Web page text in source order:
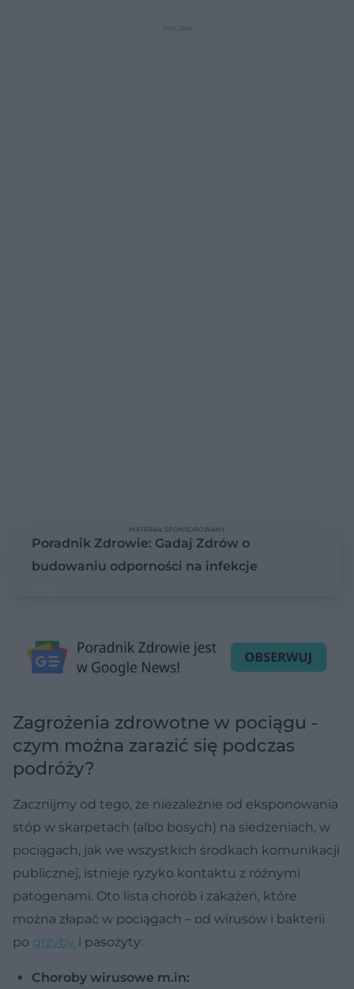
Poradnik Zdrowie: Gadaj Zdrów o
budowaniu odporności na infekcje
MATERIAŁ SPONSOROWANY
Zagrożenia zdrowotne w pociągu -
czym można zarazić się podczas
podróży?
Zacznijmy od tego, że niezależnie od eksponowania
stóp w skarpetach (albo bosych) na siedzeniach, w
pociągach, jak we wszystkich środkach komunikacji
publicznej, istnieje ryzyko kontaktu z różnymi
patogenami. Oto lista chorób i zakażeń, które
można złapać w pociągach – od wirusów i bakterii
po grzyby i pasożyty:
Choroby wirusowe m.in: